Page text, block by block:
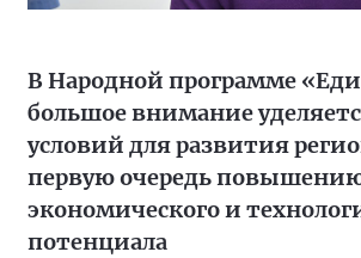
В Народной программе
большое внимание
условий для развития
первую очередь
экономического и
потенциала